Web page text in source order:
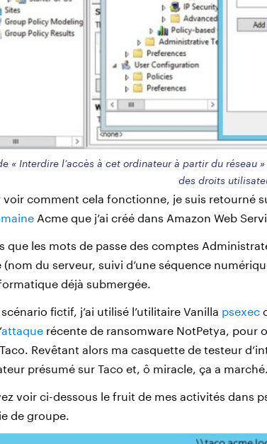
« Interdire l’accès à cet ordinateur à partir du réseau
des droits
voir comment cela fonctionne, je suis retourné
Acme que j’ai créé dans Amazon Web
que les mots de passe des comptes
(nom du serveur, suivi d’une séquence
déjà submergée.
fictif, j’ai utilisé l’utilitaire Vanilla psexec
attaque récente de ransomware NotPetya, pour
Revêtant alors ma casquette de testeur
présumé sur Taco et, ô miracle, ça a marché.
voir ci-dessous le fruit de mes activités dans
de groupe.